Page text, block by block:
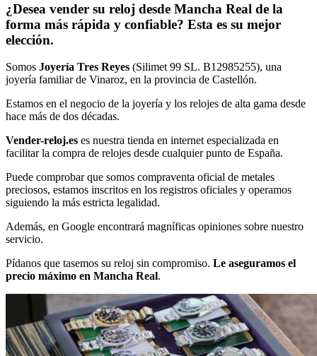
¿Desea vender su reloj desde Mancha Real de la
forma más rápida y confiable? Esta es su mejor
elección.
Somos Joyería Tres Reyes (Silimet 99 SL. B12985255), una
joyería familiar de Vinaroz, en la provincia de Castellón.
Estamos en el negocio de la joyería y los relojes de alta gama desde
hace más de dos décadas.
Vender-reloj.es es nuestra tienda en internet especializada en
facilitar la compra de relojes desde cualquier punto de España.
Puede comprobar que somos compraventa oficial de metales
preciosos, estamos inscritos en los registros oficiales y operamos
siguiendo la más estricta legalidad.
Además, en Google encontrará magníficas opiniones sobre nuestro
servicio.
Pídanos que tasemos su reloj sin compromiso. Le aseguramos el
precio máximo en Mancha Real.